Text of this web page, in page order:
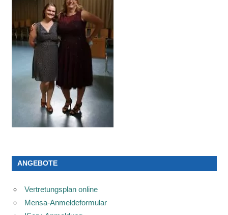
ANGEBOTE
Vertretungsplan online
Mensa-Anmeldeformular